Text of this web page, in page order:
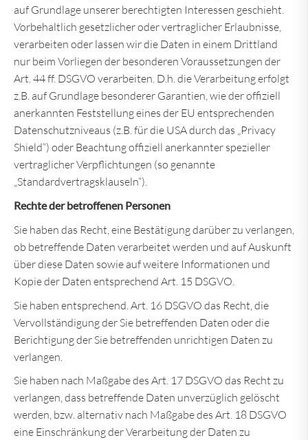
auf Grundlage unserer berechtigten Interessen geschieht.
Vorbehaltlich gesetzlicher oder vertraglicher Erlaubnisse,
verarbeiten oder lassen wir die Daten in einem Drittland
nur beim Vorliegen der besonderen Voraussetzungen der
Art. 44 ff. DSGVO verarbeiten. D.h. die Verarbeitung erfolgt
z.B. auf Grundlage besonderer Garantien, wie der offiziell
anerkannten Feststellung eines der EU entsprechenden
Datenschutzniveaus (z.B. für die USA durch das „Privacy
Shield“) oder Beachtung offiziell anerkannter spezieller
vertraglicher Verpflichtungen (so genannte
„Standardvertragsklauseln“).
Rechte der betroffenen Personen
Sie haben das Recht, eine Bestätigung darüber zu verlangen,
ob betreffende Daten verarbeitet werden und auf Auskunft
über diese Daten sowie auf weitere Informationen und
Kopie der Daten entsprechend Art. 15 DSGVO.
Sie haben entsprechend. Art. 16 DSGVO das Recht, die
Vervollständigung der Sie betreffenden Daten oder die
Berichtigung der Sie betreffenden unrichtigen Daten zu
verlangen.
Sie haben nach Maßgabe des Art. 17 DSGVO das Recht zu
verlangen, dass betreffende Daten unverzüglich gelöscht
werden, bzw. alternativ nach Maßgabe des Art. 18 DSGVO
eine Einschränkung der Verarbeitung der Daten zu